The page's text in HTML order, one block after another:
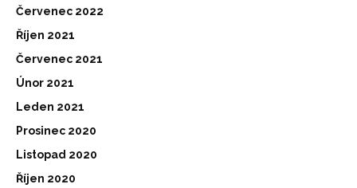
Červenec 2022
Říjen 2021
Červenec 2021
Únor 2021
Leden 2021
Prosinec 2020
Listopad 2020
Říjen 2020